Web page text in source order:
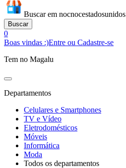
Buscar em nocnocestadosunidos
Buscar
0
Boas vindas :)Entre ou Cadastre-se
Tem no Magalu
Departamentos
Celulares e Smartphones
TV e Vídeo
Eletrodomésticos
Móveis
Informática
Moda
Todos os departamentos